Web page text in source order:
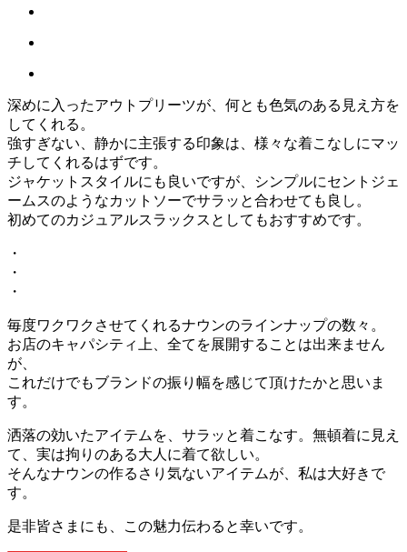
深めに入ったアウトプリーツが、何とも色気のある見え方を
してくれる。
強すぎない、静かに主張する印象は、様々な着こなしにマッ
チしてくれるはずです。
ジャケットスタイルにも良いですが、シンプルにセントジェ
ームスのようなカットソーでサラッと合わせても良し。
初めてのカジュアルスラックスとしてもおすすめです。
・
・
・
毎度ワクワクさせてくれるナウンのラインナップの数々。
お店のキャパシティ上、全てを展開することは出来ません
が、
これだけでもブランドの振り幅を感じて頂けたかと思いま
す。
洒落の効いたアイテムを、サラッと着こなす。無頓着に見え
て、実は拘りのある大人に着て欲しい。
そんなナウンの作るさり気ないアイテムが、私は大好きで
す。
是非皆さまにも、この魅力伝わると幸いです。